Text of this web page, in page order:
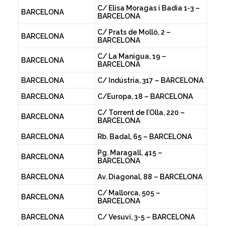
BARCELONA
C/ Elisa Moragas i Badia 1-3 –
BARCELONA
BARCELONA
C/ Prats de Molló, 2 –
BARCELONA
BARCELONA
C/ La Manigua, 19 –
BARCELONA
BARCELONA
C/ Indústria, 317 – BARCELONA
BARCELONA
C/Europa, 18 – BARCELONA
BARCELONA
C/ Torrent de l’Olla, 220 –
BARCELONA
BARCELONA
Rb. Badal, 65 – BARCELONA
BARCELONA
Pg. Maragall, 415 –
BARCELONA
BARCELONA
Av. Diagonal, 88 – BARCELONA
BARCELONA
C/ Mallorca, 505 –
BARCELONA
BARCELONA
C/ Vesuvi, 3-5 – BARCELONA